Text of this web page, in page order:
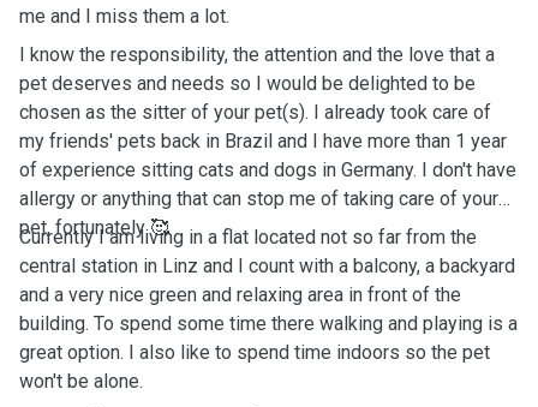
me and I miss them a lot.
I know the responsibility, the attention and the love that a
pet deserves and needs so I would be delighted to be
chosen as the sitter of your pet(s). I already took care of
my friends' pets back in Brazil and I have more than 1 year
of experience sitting cats and dogs in Germany. I don't have
allergy or anything that can stop me of taking care of your
pet, fortunately 🥰
Currently I am living in a flat located not so far from the
central station in Linz and I count with a balcony, a backyard
and a very nice green and relaxing area in front of the
building. To spend some time there walking and playing is a
great option. I also like to spend time indoors so the pet
won't be alone.